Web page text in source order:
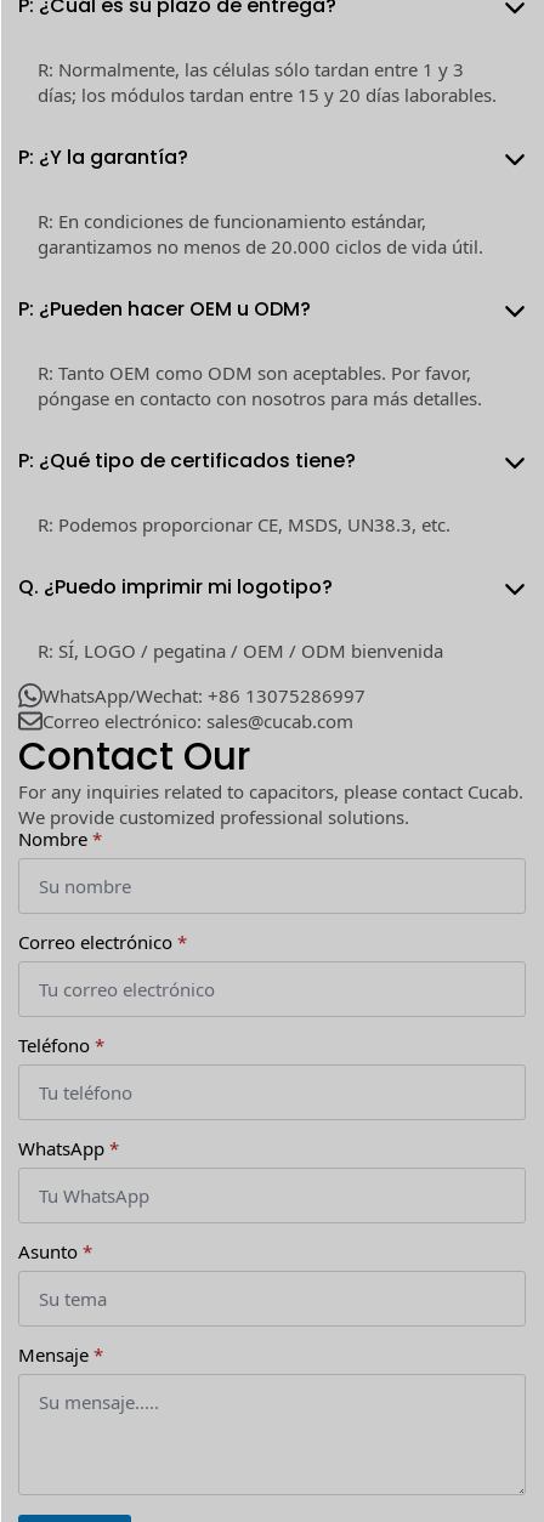
R: Normalmente, las células sólo tardan entre 1 y 3
días; los módulos tardan entre 15 y 20 días laborables.
P: ¿Y la garantía?
R: En condiciones de funcionamiento estándar,
garantizamos no menos de 20.000 ciclos de vida útil.
P: ¿Pueden hacer OEM u ODM?
R: Tanto OEM como ODM son aceptables. Por favor,
póngase en contacto con nosotros para más detalles.
P: ¿Qué tipo de certificados tiene?
R: Podemos proporcionar CE, MSDS, UN38.3, etc.
Q. ¿Puedo imprimir mi logotipo?
R: SÍ, LOGO / pegatina / OEM / ODM bienvenida
WhatsApp/Wechat: +86 13075286997
Correo electrónico: sales@cucab.com
Contact Our
For any inquiries related to capacitors, please contact Cucab.
We provide customized professional solutions.
Nombre *
Correo electrónico *
Teléfono *
WhatsApp *
Asunto *
Mensaje *